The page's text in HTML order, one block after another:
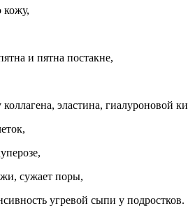
кожу,
и пятна постакне,
эластина, гиалуроновой
сужает поры,
угревой сыпи у подростков.